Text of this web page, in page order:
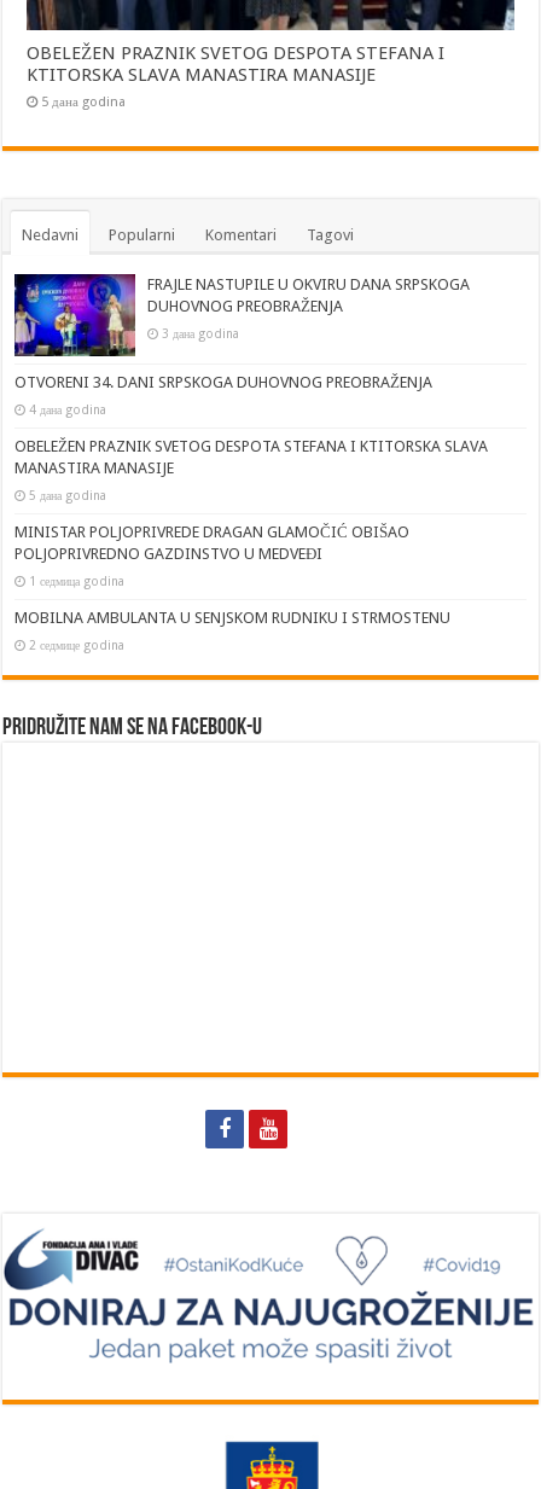
OBELEŽEN PRAZNIK SVETOG DESPOTA STEFANA I
KTITORSKA SLAVA MANASTIRA MANASIJE
5 дана godina
Nedavni Popularni Komentari Tagovi
FRAJLE NASTUPILE U OKVIRU DANA SRPSKOGA
DUHOVNOG PREOBRAŽENJA
3 дана godina
OTVORENI 34. DANI SRPSKOGA DUHOVNOG PREOBRAŽENJA
4 дана godina
OBELEŽEN PRAZNIK SVETOG DESPOTA STEFANA I KTITORSKA SLAVA
MANASTIRA MANASIJE
5 дана godina
MINISTAR POLJOPRIVREDE DRAGAN GLAMOČIĆ OBIŠAO
POLJOPRIVREDNO GAZDINSTVO U MEDVEĐI
1 седмица godina
MOBILNA AMBULANTA U SENJSKOM RUDNIKU I STRMOSTENU
2 седмице godina
Pridružite nam se na Facebook-u